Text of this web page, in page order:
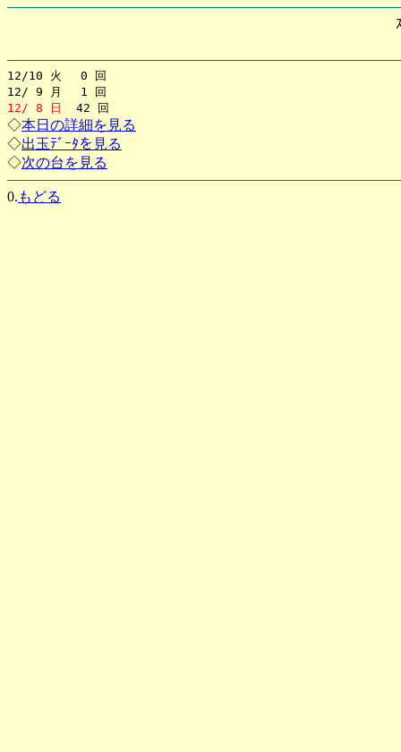
12/10 火 0 回
12/ 9 月 1 回
12/ 8 日
42 回
◇本日の詳細を見る
◇出玉ﾃﾞｰﾀを見る
◇次の台を見る
0. もどる